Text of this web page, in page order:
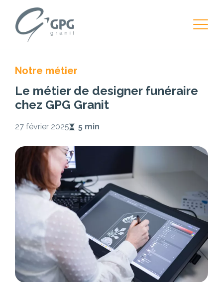
Notre métier
Le métier de designer funéraire
chez GPG Granit
27 février 2025 5 min